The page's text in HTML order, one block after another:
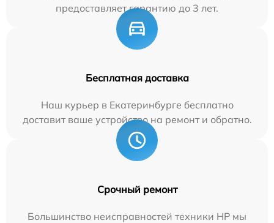
предоставляет гарантию до 3 лет.
Бесплатная доставка
Наш курьер в Екатеринбурге бесплатно
доставит ваше устройство на ремонт и обратно.
Срочный ремонт
Большинство неисправностей техники HP мы